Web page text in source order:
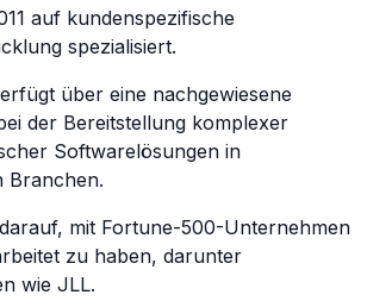
auf kundenspezifische
spezialisiert.
über eine nachgewiesene
der Bereitstellung komplexer
Softwarelösungen in
Branchen.
mit Fortune-500-Unternehmen
zu haben, darunter
wie JLL.